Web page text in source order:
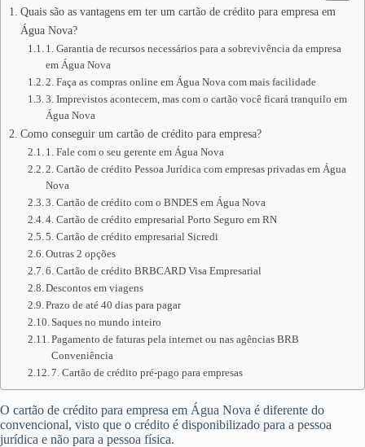
Quais são as vantagens em ter um cartão de crédito para empresa em
Água Nova?
1. Garantia de recursos necessários para a sobrevivência da empresa
em Água Nova
2. Faça as compras online em Água Nova com mais facilidade
3. Imprevistos acontecem, mas com o cartão você ficará tranquilo em
Água Nova
Como conseguir um cartão de crédito para empresa?
1. Fale com o seu gerente em Água Nova
2. Cartão de crédito Pessoa Jurídica com empresas privadas em Água
Nova
3. Cartão de crédito com o BNDES em Água Nova
4. Cartão de crédito empresarial Porto Seguro em RN
5. Cartão de crédito empresarial Sicredi
Outras 2 opções
6. Cartão de crédito BRBCARD Visa Empresarial
Descontos em viagens
Prazo de até 40 dias para pagar
Saques no mundo inteiro
Pagamento de faturas pela internet ou nas agências BRB
Conveniência
7. Cartão de crédito pré-pago para empresas
O cartão de crédito para empresa em Água Nova é diferente do
convencional, visto que o crédito é disponibilizado para a pessoa
jurídica e não para a pessoa física.